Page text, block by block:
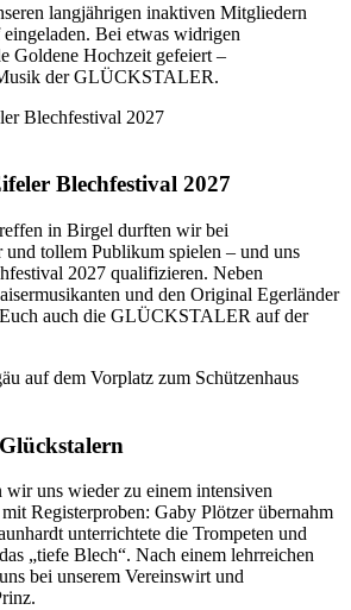
langjährigen inaktiven Mitgliedern
Bei etwas widrigen
Goldene Hochzeit gefeiert –
der GLÜCKSTALER.
Blechfestival 2027
in Birgel durften wir bei
und tollem Publikum spielen – und uns
2027 qualifizieren. Neben
und den Original Egerländer
auch die GLÜCKSTALER auf der
wir uns wieder zu einem intensiven
Registerproben: Gaby Plötzer übernahm
unterrichtete die Trompeten und
„tiefe Blech“. Nach einem lehrreichen
bei unserem Vereinswirt und